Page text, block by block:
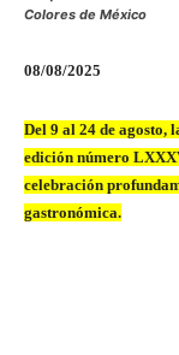
Colores de México
08/08/2025
Del 9 al 24 de agosto,
edición número
celebración
gastronómica.